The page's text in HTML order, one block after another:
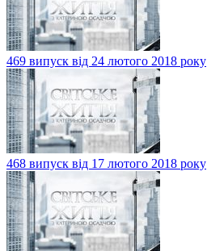
469 випуск від 24 лютого 2018 року
468 випуск від 17 лютого 2018 року